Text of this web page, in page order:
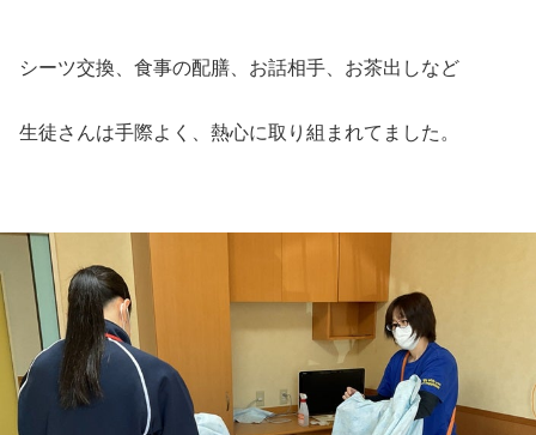
シーツ交換、食事の配膳、お話相手、お茶出しなど
生徒さんは手際よく、熱心に取り組まれてました。